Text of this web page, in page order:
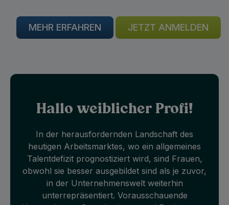
MEHR ERFAHREN JETZT ANMELDEN
Hallo weiblicher Profi!
In der herausfordernden Landschaft des
heutigen Arbeitsmarktes, wo ein allgemeines
Talentdefizit prognostiziert wird, sind Frauen,
obwohl sie besser ausgebildet sind als je zuvor,
in der Unternehmenswelt weiterhin
unterrepräsentiert. Vorausschauende